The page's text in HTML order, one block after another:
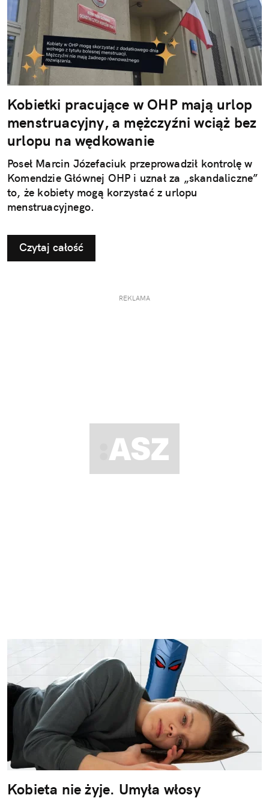
Kobietki pracujące w OHP mają urlop
menstruacyjny, a mężczyźni wciąż bez
urlopu na wędkowanie
Poseł Marcin Józefaciuk przeprowadził kontrolę w
Komendzie Głównej OHP i uznał za „skandaliczne”
to, że kobiety mogą korzystać z urlopu
menstruacyjnego.
Czytaj całość
REKLAMA
Kobieta nie żyje. Umyła włosy